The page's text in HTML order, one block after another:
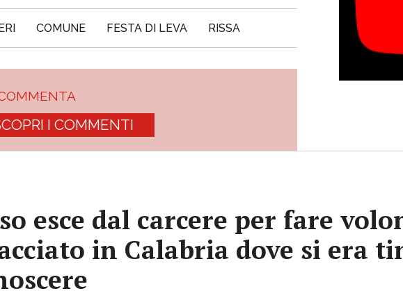
COMUNE FESTA DI LEVA RISSA
I COMMENTI
esce dal carcere per fare
in Calabria dove si era